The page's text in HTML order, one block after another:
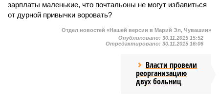
зарплаты маленькие, что почтальоны не могут избавиться
от дурной привычки воровать?
Отдел новостей «Нашей версии в Марий Эл, Чувашии»
Опубликовано: 30.11.2015 15:52
Отредактировано: 30.11.2015 16:06
Власти провели
реорганизацию
двух больниц